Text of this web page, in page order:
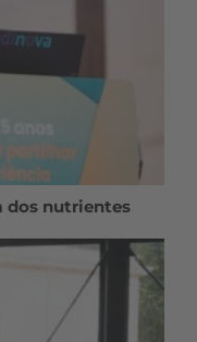
dos nutrientes